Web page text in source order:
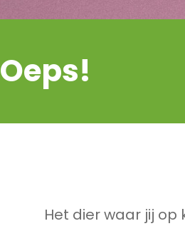
Oeps!
Het dier waar jij